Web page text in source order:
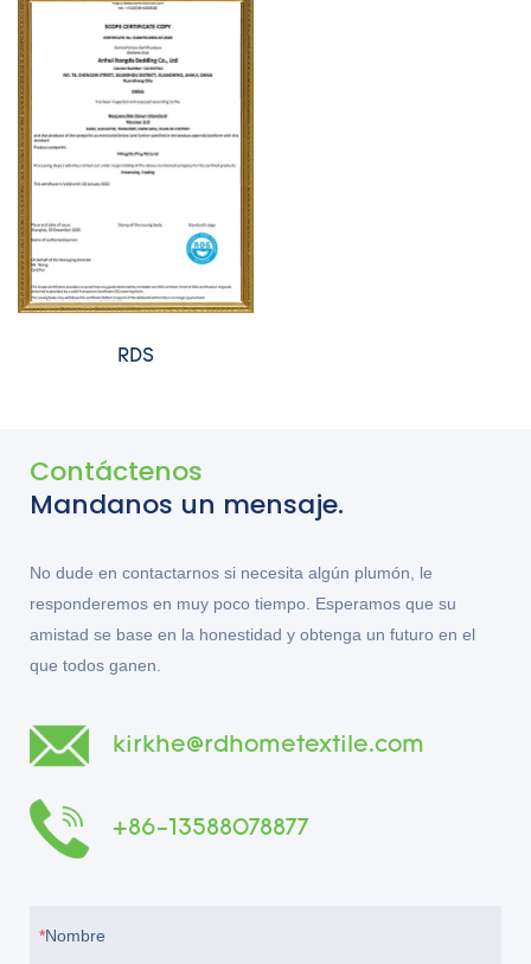
RDS
Contáctenos
Mandanos un mensaje.
No dude en contactarnos si necesita algún plumón, le
responderemos en muy poco tiempo. Esperamos que su
amistad se base en la honestidad y obtenga un futuro en el
que todos ganen.
kirkhe@rdhometextile.com
+86-13588078877
Nombre